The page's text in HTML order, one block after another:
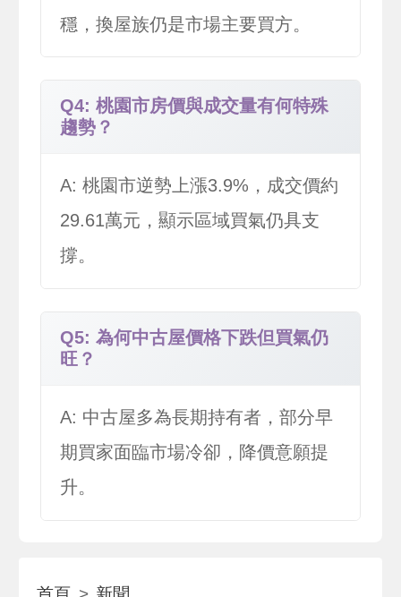
穩，換屋族仍是市場主要買方。
Q4: 桃園市房價與成交量有何特殊
趨勢？
A: 桃園市逆勢上漲3.9%，成交價約
29.61萬元，顯示區域買氣仍具支
撐。
Q5: 為何中古屋價格下跌但買氣仍
旺？
A: 中古屋多為長期持有者，部分早
期買家面臨市場冷卻，降價意願提
升。